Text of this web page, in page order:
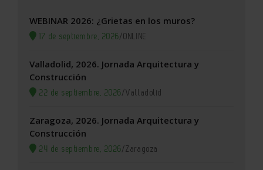
WEBINAR 2026: ¿Grietas en los muros?
17 de septiembre, 2026/ONLINE
Valladolid, 2026. Jornada Arquitectura y
Construcción
22 de septiembre, 2026/Valladolid
Zaragoza, 2026. Jornada Arquitectura y
Construcción
24 de septiembre, 2026/Zaragoza